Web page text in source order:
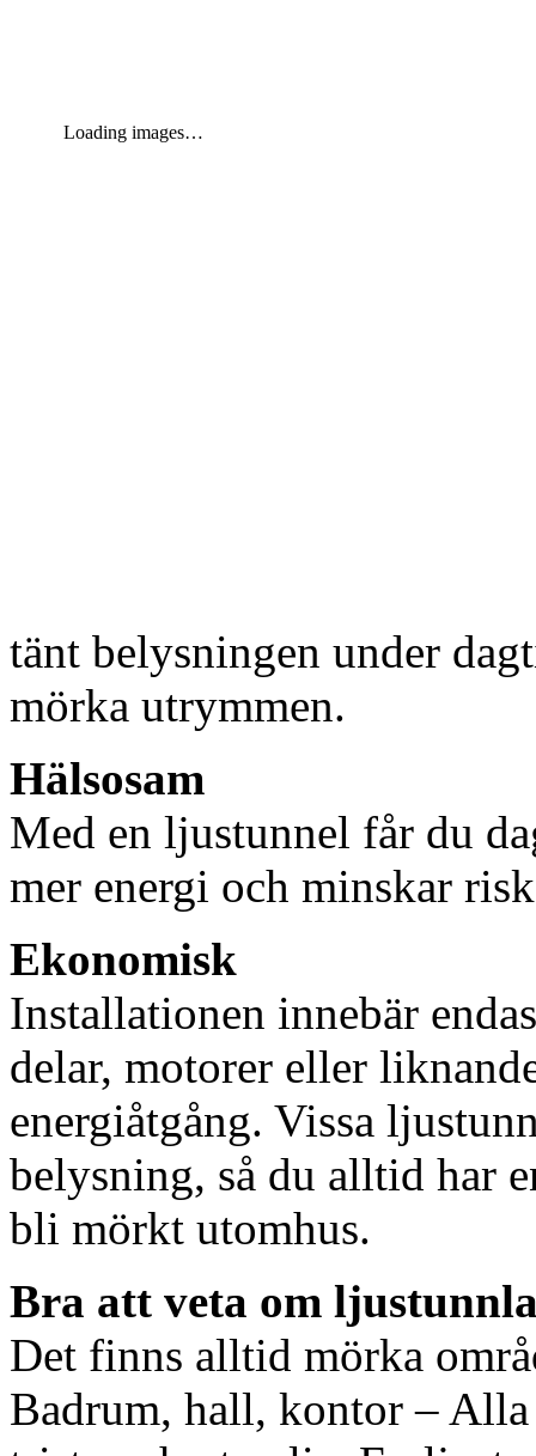
Loading images…
tänt belysningen under
mörka utrymmen.
Hälsosam
Med en ljustunnel får du
mer energi och minskar
Ekonomisk
Installationen innebär
delar, motorer eller
energiåtgång. Vissa
belysning, så du alltid har
bli mörkt utomhus.
Bra att veta om
Det finns alltid mörka
Badrum, hall, kontor – Alla